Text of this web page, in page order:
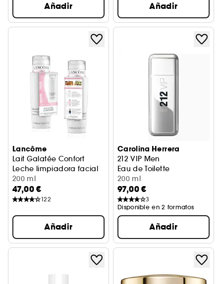
Añadir Añadir
Lancôme
Lait Galatée Confort
Leche limpiadora facial
200 ml
47,00 €
122
Añadir
Carolina Herrera
212 VIP Men
Eau de Toilette
200 ml
97,00 €
3
Disponible en 2 formatos
Añadir